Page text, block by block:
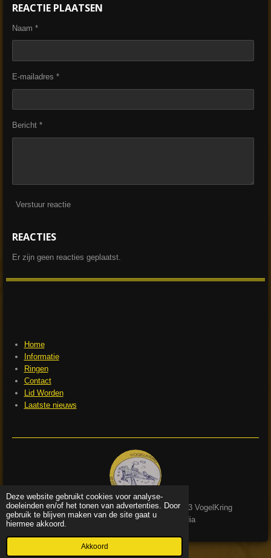
Deze website gebruikt cookies voor analyse-
doeleinden en/of het tonen van advertenties. Door
gebruik te blijven maken van de site gaat u
hiermee akkoord.
Akkoord
REACTIE PLAATSEN
Naam *
E-mailadres *
Bericht *
Verstuur reactie
REACTIES
Er zijn geen reacties geplaatst.
Home
Informatie
Ringen
Contact
Lid Worden
Laatste nieuws
© 2023 VogelKring
Steenwijk en omgeving | Realisatie: ter Horst Media